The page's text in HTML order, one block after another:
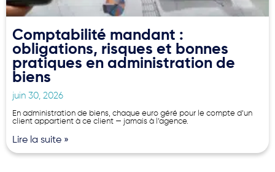
Comptabilité mandant :
obligations, risques et bonnes
pratiques en administration de
biens
juin 30, 2026
En administration de biens, chaque euro géré pour le compte d’un
client appartient à ce client — jamais à l’agence.
Lire la suite »